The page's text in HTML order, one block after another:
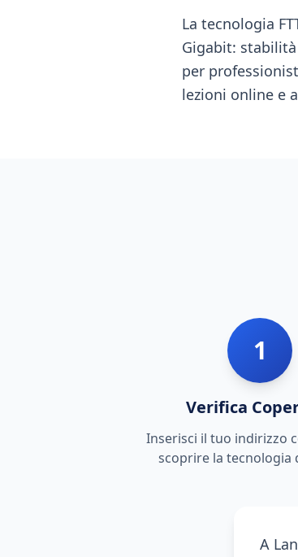
La tecnologia
Gigabit:
per
lezioni online e
1
Verifica
Inserisci il tuo indirizzo
scoprire la tecnologia
A